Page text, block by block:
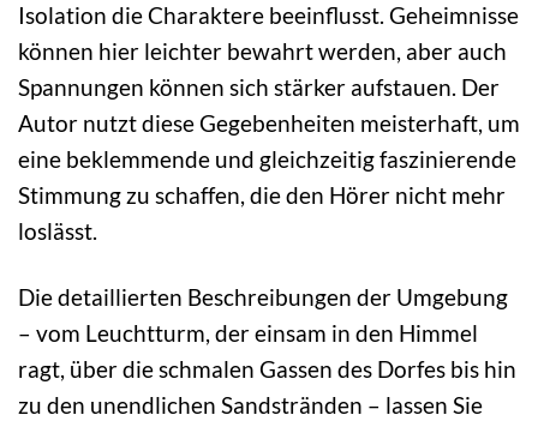
Isolation die Charaktere beeinflusst. Geheimnisse
können hier leichter bewahrt werden, aber auch
Spannungen können sich stärker aufstauen. Der
Autor nutzt diese Gegebenheiten meisterhaft, um
eine beklemmende und gleichzeitig faszinierende
Stimmung zu schaffen, die den Hörer nicht mehr
loslässt.
Die detaillierten Beschreibungen der Umgebung
– vom Leuchtturm, der einsam in den Himmel
ragt, über die schmalen Gassen des Dorfes bis hin
zu den unendlichen Sandstränden – lassen Sie